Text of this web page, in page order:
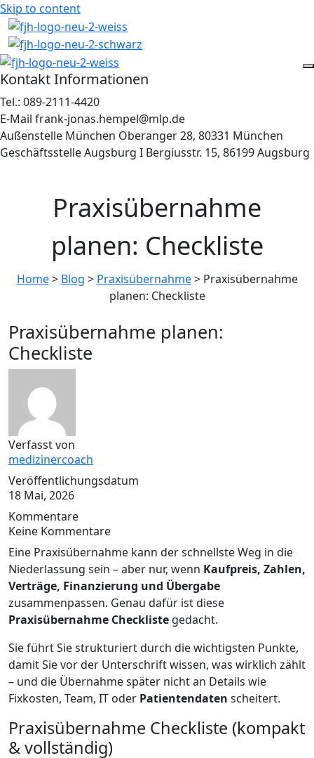
Skip to content
Kontakt Informationen
Tel.: 089-2111-4420
E-Mail frank-jonas.hempel@mlp.de
Außenstelle München Oberanger 28, 80331 München
Geschäftsstelle Augsburg I Bergiusstr. 15, 86199 Augsburg
Praxisübernahme
planen: Checkliste
Home> Blog > Praxisübernahme> Praxisübernahme
planen: Checkliste
Praxisübernahme planen:
Checkliste
Verfasst von
medizinercoach
Veröffentlichungsdatum
18 Mai, 2026
Kommentare
Keine Kommentare
Eine Praxisübernahme kann der schnellste Weg in die
Niederlassung sein – aber nur, wenn Kaufpreis, Zahlen,
Verträge, Finanzierung und Übergabe
zusammenpassen. Genau dafür ist diese
Praxisübernahme Checkliste gedacht.
Sie führt Sie strukturiert durch die wichtigsten Punkte,
damit Sie vor der Unterschrift wissen, was wirklich zählt
– und die Übernahme später nicht an Details wie
Fixkosten, Team, IT oder Patientendaten scheitert.
Praxisübernahme Checkliste (kompakt
& vollständig)